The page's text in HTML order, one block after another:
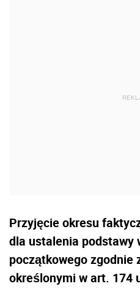
Przyjęcie okresu
dla ustalenia podstawy
początkowego zgodnie
określonymi w art. 174